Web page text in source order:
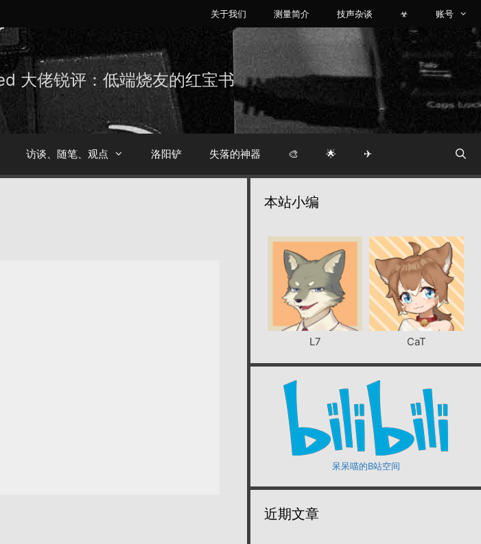
关于我们 测量简介 技声杂谈 ☣ 账号
大佬锐评：低端烧友的红宝书
访谈、随笔、观点 洛阳铲 失落的神器 🎨 🌟 ✈
本站小编
L7 CaT
呆呆喵的B站空间
近期文章